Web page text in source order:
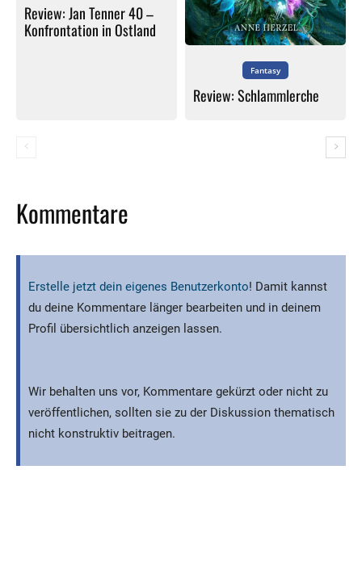
Review: Jan Tenner 40 –
Konfrontation in Ostland
Fantasy
Review: Schlammlerche
Kommentare
Erstelle jetzt dein eigenes Benutzerkonto! Damit kannst
du deine Kommentare länger bearbeiten und in deinem
Profil übersichtlich anzeigen lassen.
Wir behalten uns vor, Kommentare gekürzt oder nicht zu
veröffentlichen, sollten sie zu der Diskussion thematisch
nicht konstruktiv beitragen.